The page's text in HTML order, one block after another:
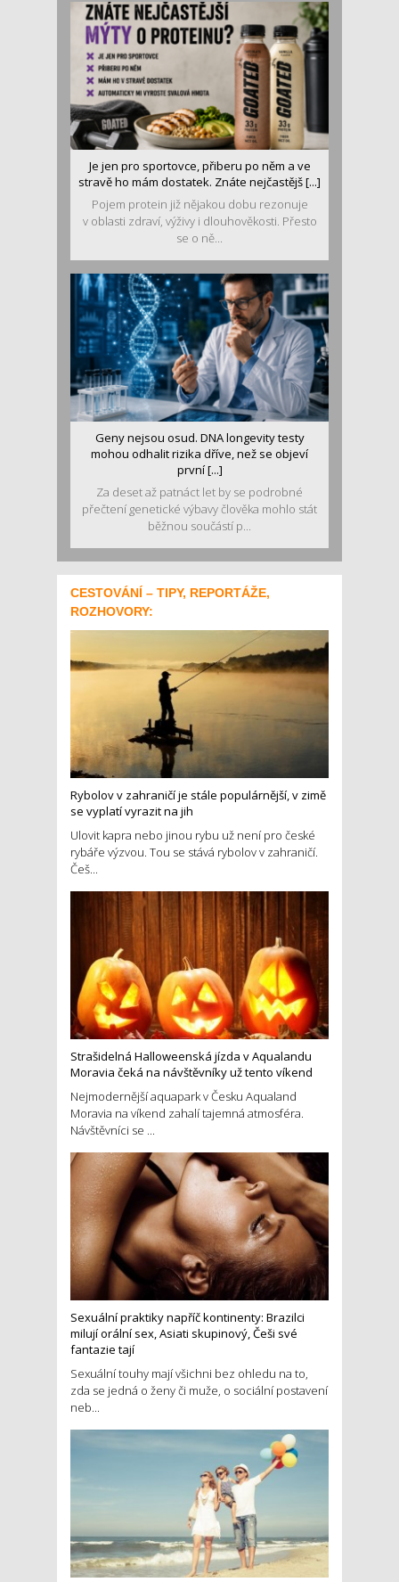
Je jen pro sportovce, přiberu po něm a ve
stravě ho mám dostatek. Znáte nejčastějš [...]
Pojem protein již nějakou dobu rezonuje
v oblasti zdraví, výživy i dlouhověkosti. Přesto
se o ně...
Geny nejsou osud. DNA longevity testy
mohou odhalit rizika dříve, než se objeví
první [...]
Za deset až patnáct let by se podrobné
přečtení genetické výbavy člověka mohlo stát
běžnou součástí p...
CESTOVÁNÍ – TIPY, REPORTÁŽE,
ROZHOVORY:
Rybolov v zahraničí je stále populárnější, v zimě
se vyplatí vyrazit na jih
Ulovit kapra nebo jinou rybu už není pro české
rybáře výzvou. Tou se stává rybolov v zahraničí.
Češ...
Strašidelná Halloweenská jízda v Aqualandu
Moravia čeká na návštěvníky už tento víkend
Nejmodernější aquapark v Česku Aqualand
Moravia na víkend zahalí tajemná atmosféra.
Návštěvníci se ...
Sexuální praktiky napříč kontinenty: Brazilci
milují orální sex, Asiati skupinový, Češi své
fantazie tají
Sexuální touhy mají všichni bez ohledu na to,
zda se jedná o ženy či muže, o sociální postavení
neb...